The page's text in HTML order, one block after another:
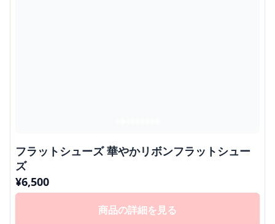
フラットシューズ 華やかリボンフラットシュー
ズ
¥6,500
商品の詳細を見る